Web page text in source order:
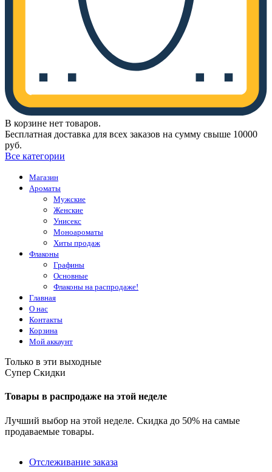
В корзине нет товаров.
Бесплатная доставка для всех заказов на сумму свыше 10000
руб.
Все категории
Магазин
Ароматы
Мужские
Женские
Унисекс
Моноароматы
Хиты продаж
Флаконы
Графины
Основные
Флаконы на распродаже!
Главная
О нас
Контакты
Корзина
Мой аккаунт
Только в эти выходные
Супер Скидки
Товары в распродаже на этой неделе
Лучший выбор на этой неделе. Скидка до 50% на самые
продаваемые товары.
Отслеживание заказа